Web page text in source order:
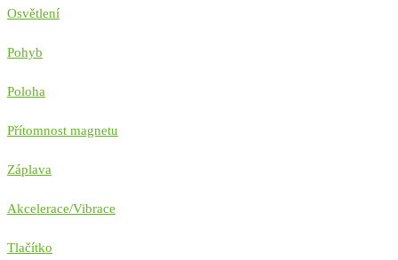
Osvětlení
Pohyb
Poloha
Přítomnost magnetu
Záplava
Akcelerace/Vibrace
Tlačítko